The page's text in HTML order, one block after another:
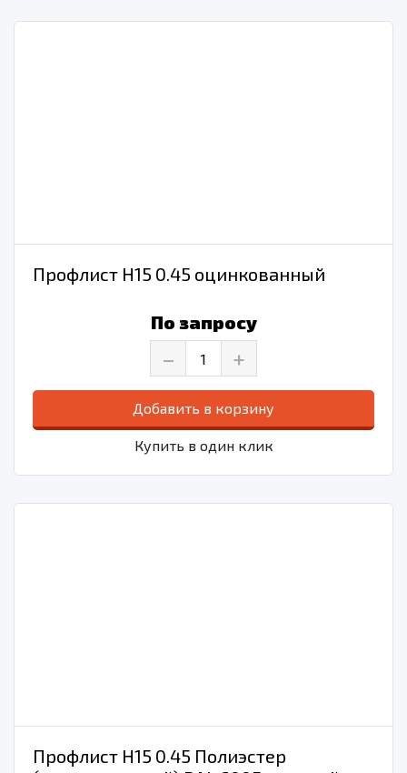
Профлист Н15 0.45 оцинкованный
По запросу
– +
Добавить в корзину
Купить в один клик
Профлист Н15 0.45 Полиэстер